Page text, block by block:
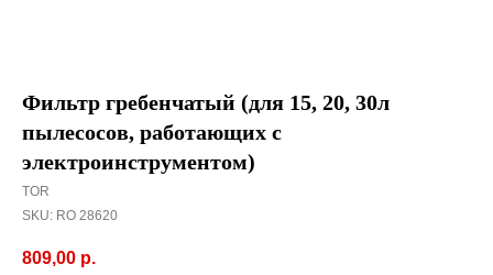
Фильтр гребенчатый (для 15, 20, 30л
пылесосов, работающих с
электроинструментом)
TOR
SKU: RO 28620
809,00 р.